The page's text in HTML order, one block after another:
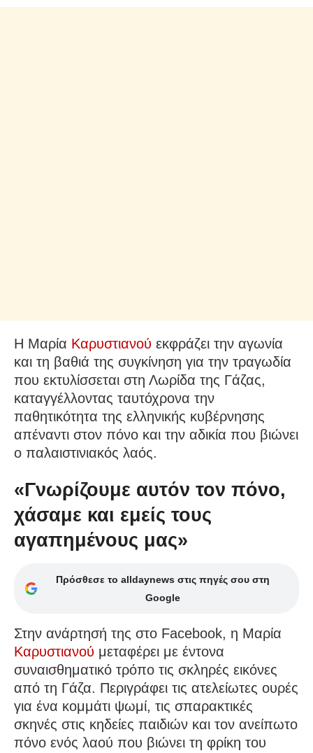
Η Μαρία Καρυστιανού εκφράζει την αγωνία
και τη βαθιά της συγκίνηση για την τραγωδία
που εκτυλίσσεται στη Λωρίδα της Γάζας,
καταγγέλλοντας ταυτόχρονα την
παθητικότητα της ελληνικής κυβέρνησης
απέναντι στον πόνο και την αδικία που βιώνει
ο παλαιστινιακός λαός.
«Γνωρίζουμε αυτόν τον πόνο,
χάσαμε και εμείς τους
αγαπημένους μας»
Πρόσθεσε το alldaynews στις πηγές σου στη
Google
Στην ανάρτησή της στο Facebook, η Μαρία
Καρυστιανού μεταφέρει με έντονα
συναισθηματικό τρόπο τις σκληρές εικόνες
από τη Γάζα. Περιγράφει τις ατελείωτες ουρές
για ένα κομμάτι ψωμί, τις σπαρακτικές
σκηνές στις κηδείες παιδιών και τον ανείπωτο
πόνο ενός λαού που βιώνει τη φρίκη του